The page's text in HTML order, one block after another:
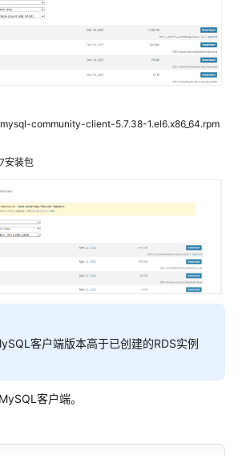
mysql-community-client-5.7.38-1.el6.x86_64.rpm
安装包
客户端版本高于已创建的RDS实例
客户端。